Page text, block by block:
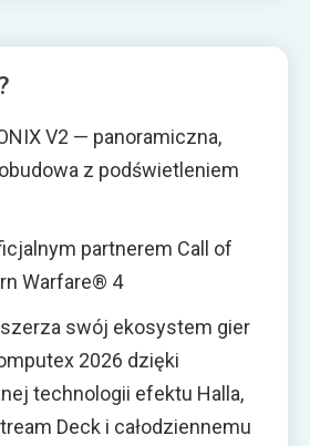
V2 — panoramiczna,
z podświetleniem
partnerem Call of
Warfare® 4
swój ekosystem gier
2026 dzięki
technologii efektu Halla,
Deck i całodziennemu